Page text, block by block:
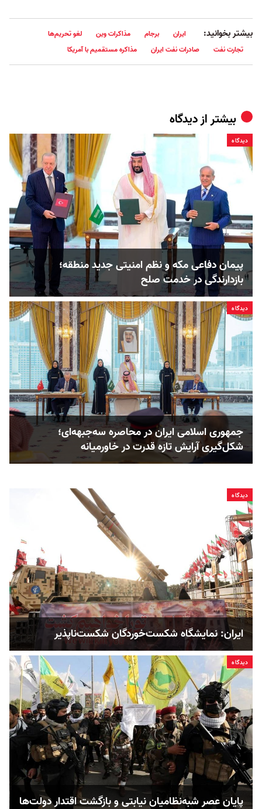
بیشتر بخوانید: ایران برجام مذاکرات وین
لغو تحریم‌ها
تجارت نفت
صادرات نفت ایران مذاکره مستقمیم با آمریکا
بیشتر ازدیدگاه
دیدگاه
پیمان دفاعی مکه و نظم امنیتی جدید منطقه؛
بازدارندگی در خدمت صلح
دیدگاه
جمهوری اسلامی ایران در محاصره سه‌جبهه‌ای؛
شکل‌گیری آرایش تازه قدرت در خاورمیانه
دیدگاه
ایران: نمایشگاه شکست‌خوردگان شکست‌ناپذیر
دیدگاه
پایان عصر شبه‌نظامیان نیابتی و بازگشت اقتدار دولت‌ها